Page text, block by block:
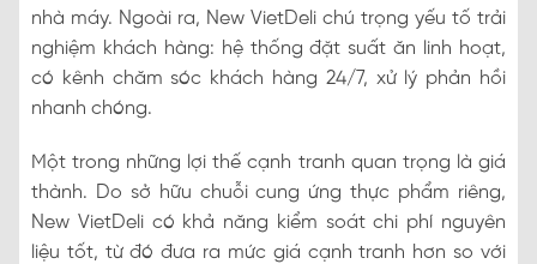
nhà máy. Ngoài ra, New VietDeli chú trọng yếu tố trải
nghiệm khách hàng: hệ thống đặt suất ăn linh hoạt,
có kênh chăm sóc khách hàng 24/7, xử lý phản hồi
nhanh chóng.
Một trong những lợi thế cạnh tranh quan trọng là giá
thành. Do sở hữu chuỗi cung ứng thực phẩm riêng,
New VietDeli có khả năng kiểm soát chi phí nguyên
liệu tốt, từ đó đưa ra mức giá cạnh tranh hơn so với